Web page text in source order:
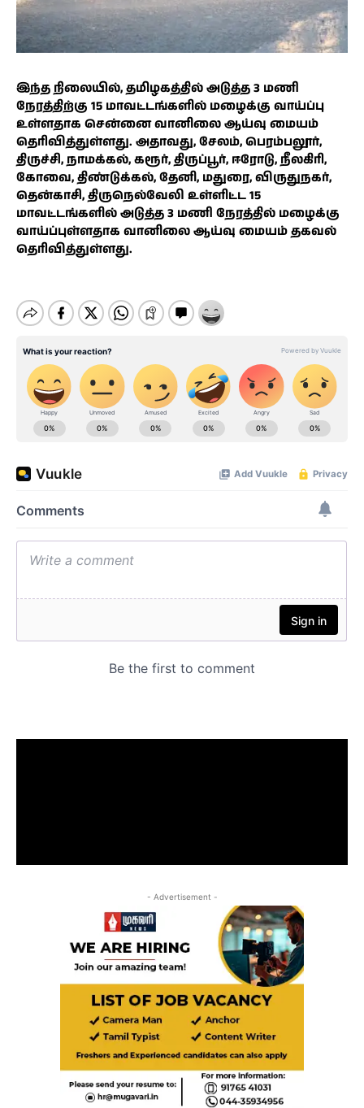
இந்த நிலையில், தமிழகத்தில் அடுத்த 3 மணி
நேரத்திற்கு 15 மாவட்டங்களில் மழைக்கு வாய்ப்பு
உள்ளதாக சென்னை வானிலை ஆய்வு மையம்
தெரிவித்துள்ளது. அதாவது, சேலம், பெரம்பலூர்,
திருச்சி, நாமக்கல், கரூர், திருப்பூர், ஈரோடு, நீலகிரி,
கோவை, திண்டுக்கல், தேனி, மதுரை, விருதுநகர்,
தென்காசி, திருநெல்வேலி உள்ளிட்ட 15
மாவட்டங்களில் அடுத்த 3 மணி நேரத்தில் மழைக்கு
வாய்ப்புள்ளதாக வானிலை ஆய்வு மையம் தகவல்
தெரிவித்துள்ளது.
- Advertisement -